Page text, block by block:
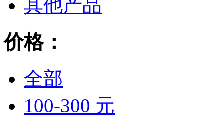
其他产品
价格：
全部
100-300 元